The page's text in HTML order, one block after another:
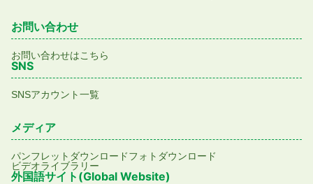
お問い合わせ
お問い合わせはこちら
SNS
SNSアカウント一覧
メディア
パンフレットダウンロードフォトダウンロード
ビデオライブラリー
外国語サイト(Global Website)